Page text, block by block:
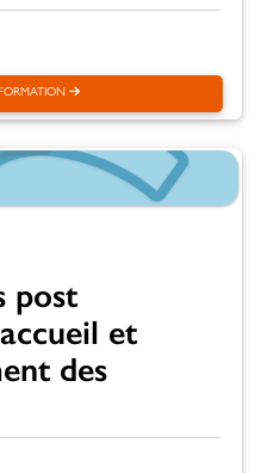
post
et
des